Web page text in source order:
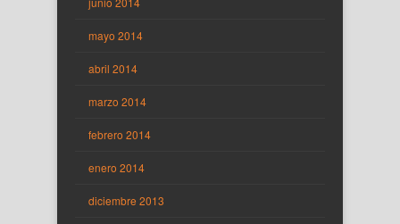
mayo 2014
abril 2014
marzo 2014
febrero 2014
enero 2014
diciembre 2013